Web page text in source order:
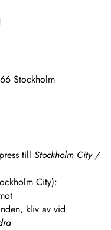
Stockholm
till Stockholm City /
City):
kliv av vid